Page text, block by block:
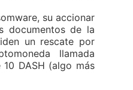
su accionar
documentos de la
un rescate por
llamada
DASH (algo más